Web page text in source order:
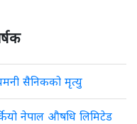
सैनिकको मृत्यु
नेपाल औषधि लिमिटेड